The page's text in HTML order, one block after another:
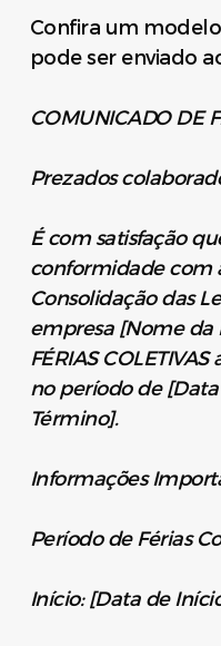
Confira um
pode ser enviado
COMUNICADO DE
Prezados
É com satisfação
conformidade com
Consolidação das
empresa [Nome da
FÉRIAS
no período de
Término].
Informações
Período de Férias
Início: [Data de